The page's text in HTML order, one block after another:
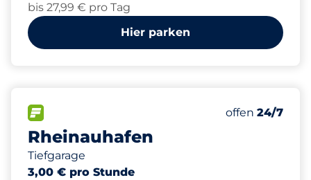
bis 27,99 € pro Tag
Hier parken
Rheinauhafen
Tiefgarage
Anzahl der
offen 24/7
3,00 € pro Stunde